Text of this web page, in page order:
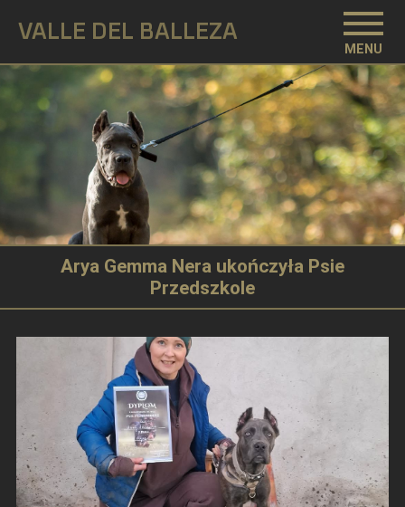
VALLE DEL BALLEZA
MENU
Arya Gemma Nera ukończyła Psie
Przedszkole